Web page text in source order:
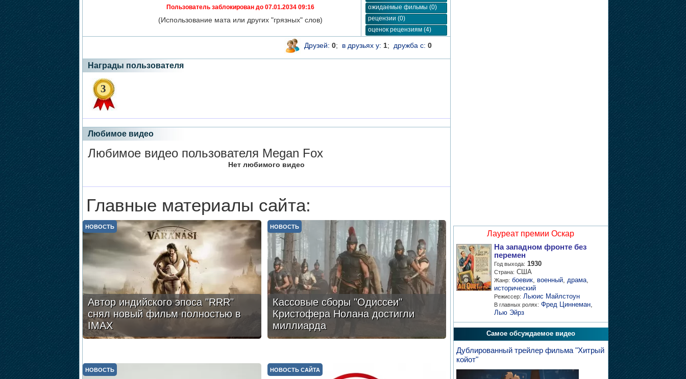
Пользователь заблокирован до 07.01.2034 09:16
(Использование мата или других "грязных" слов)
ожидаемые фильмы (0)
рецензии (0)
оценок рецензиям (4)
Друзей: 0; в друзьях у: 1; дружба с: 0
Награды пользователя
3
Любимое видео
Любимое видео пользователя Megan Fox
Нет любимого видео
Главные материалы сайта:
Автор индийского эпоса "RRR"
снял новый фильм полностью в
IMAX
НОВОСТЬ
Кассовые сборы "Одиссеи"
Кристофера Нолана достигли
миллиарда
НОВОСТЬ
НОВОСТЬ НОВОСТЬ САЙТА
Лауреат премии Оскар
На западном фронте без
перемен
Год выхода: 1930
Страна: США
Жанр: боевик, военный, драма,
исторический
Режиссер: Льюис Майлстоун
В главных ролях: Фред Циннеман,
Лью Эйрз
Самое обсуждаемое видео
Дублированный трейлер фильма "Хитрый
койот"